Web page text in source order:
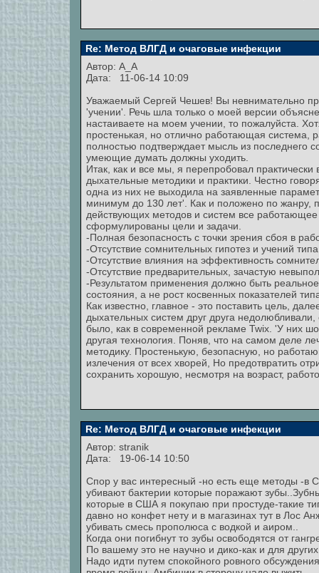
Re: Метод ВЛГД и очаговые инфекции
Автор: A_A
Дата: 11-06-14 10:09
Уважаемый Сергей Чешев! Вы невнимательно
'учении'. Речь шла только о моей версии
настаиваете на моем учении, то пожалуйста.
простенькая, но отлично работающая система,
полностью подтверждает мысль из последнего
умеющие думать должны уходить.
Итак, как и все мы, я перепробовал
дыхательные методики и практики. Честно
одна из них не выходила на заявленные
минимум до 130 лет'. Как и положено по жанру,
действующих методов и систем все
сформулированы цели и задачи.
-Полная безопасность с точки зрения сбоя в
-Отсутствие сомнительных гипотез и учений
-Отсутствие влияния на эффективность
-Отсутствие предварительных, зачастую
-Результатом применения должно быть
состояния, а не рост косвенных показателей
Как известно, главное - это поставить цель,
дыхательных систем друг друга
было, как в современной рекламе Twix. 'У них
другая технология. Поняв, что на самом деле
методику. Простенькую, безопасную, но
излечения от всех хворей, Но предотвратить
сохранить хорошую, несмотря на возраст,
Re: Метод ВЛГД и очаговые инфекции
Автор: stranik
Дата: 19-06-14 10:50
Спор у вас интересный -но есть еще методы -в
убивают бактерии которые поражают
которые в США я покупаю при простуде-такие
давно но конфет нету и в магазинах тут в Лос
убивать смесь прополюса с водкой и аиром..
Когда они погибнут то зубы освободятся от
По вашему это не научно и дико-как и для
Надо идти путем спокойного ровного